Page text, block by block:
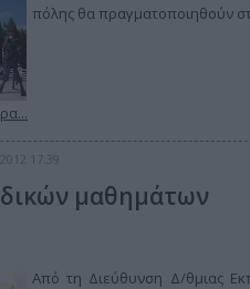
πόλης θα πραγματοποιηθούν
17:39
μαθημάτων
Από τη Διεύθυνση Δ/θμιας